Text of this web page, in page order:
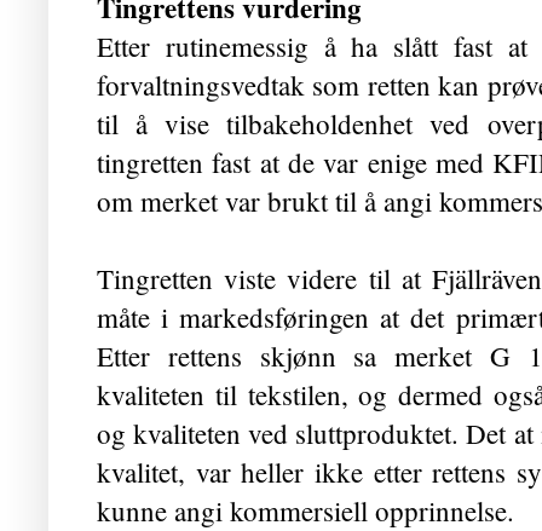
Etter rutinemessig å ha slått fast
forvaltningsvedtak som retten kan
til å vise tilbakeholdenhet ved
tingretten fast at de var enige med
om merket var brukt til å angi
Tingretten viste videre til at
måte i markedsføringen at det
Etter rettens skjønn sa merket G
kvaliteten til tekstilen, og dermed
og kvaliteten ved sluttproduktet. Det
kvalitet, var heller ikke etter rettens
kunne angi kommersiell opprinnelse.